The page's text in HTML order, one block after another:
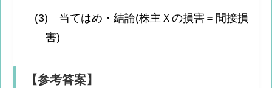
(3) 当てはめ・結論(株主Ｘの損害＝間接損
害)
【参考答案】